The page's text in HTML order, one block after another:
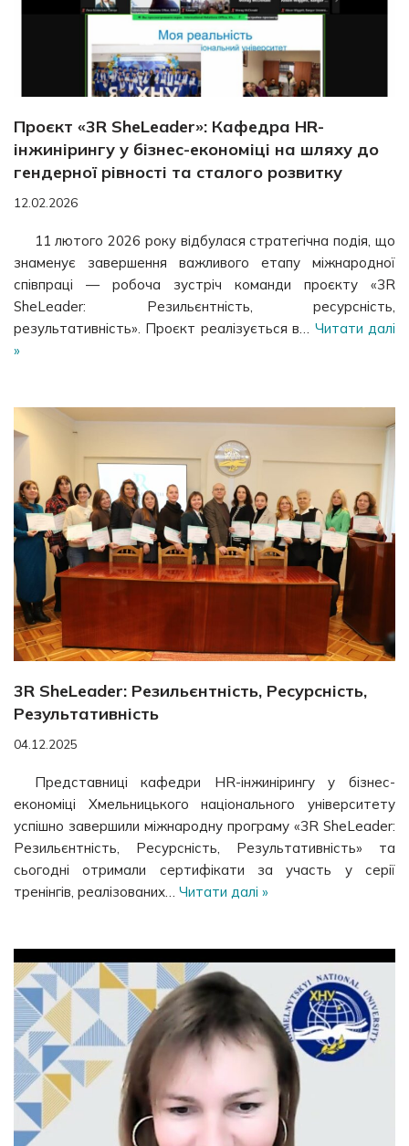
Проєкт «3R SheLeader»: Кафедра HR-
інжинірингу у бізнес-економіці на шляху до
гендерної рівності та сталого розвитку
12.02.2026
11 лютого 2026 року відбулася стратегічна подія, що
знаменує завершення важливого етапу міжнародної
співпраці — робоча зустріч команди проєкту «3R
SheLeader: Резильєнтність, ресурсність,
результативність». Проєкт реалізується в… Читати далі
»
3R SheLeader: Резильєнтність, Ресурсність,
Результативність
04.12.2025
Представниці кафедри HR-інжинірингу у бізнес-
економіці Хмельницького національного університету
успішно завершили міжнародну програму «3R SheLeader:
Резильєнтність, Ресурсність, Результативність» та
сьогодні отримали сертифікати за участь у серії
тренінгів, реалізованих… Читати далі »